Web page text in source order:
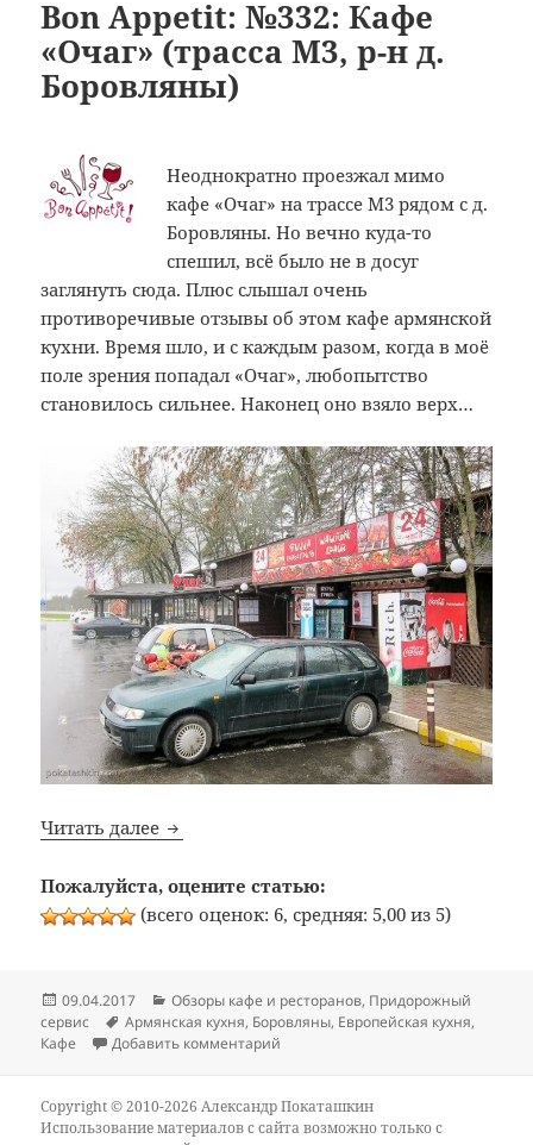
Bon Appetit: №332: Кафе
«Очаг» (трасса M3, р-н д.
Боровляны)
Неоднократно проезжал мимо
кафе «Очаг» на трассе M3 рядом с д.
Боровляны. Но вечно куда-то
спешил, всё было не в досуг
заглянуть сюда. Плюс слышал очень
противоречивые отзывы об этом кафе армянской
кухни. Время шло, и с каждым разом, когда в моё
поле зрения попадал «Очаг», любопытство
становилось сильнее. Наконец оно взяло верх…
Читать далее Bon Appetit: №332: Кафе «Очаг» (трасса
Пожалуйста, оцените статью:
(всего оценок: 6, средняя: 5,00 из 5)
Опубликовано
09.04.2017 Рубрики
Обзоры кафе и ресторанов, Придорожный
сервис
Метки
Армянская кухня, Боровляны, Европейская кухня,
Кафе
Добавить комментарий
Copyright © 2010-2026 Александр Покаташкин
Использование материалов с сайта возможно только с